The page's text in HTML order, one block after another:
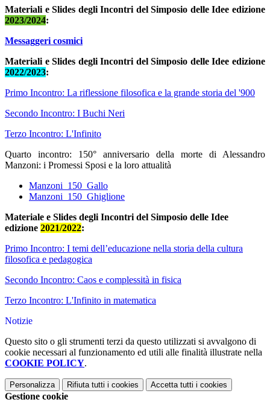
Materiali e Slides degli Incontri del Simposio delle Idee edizione
2023/2024:
Messaggeri cosmici
Materiali e Slides degli Incontri del Simposio delle Idee edizione
2022/2023:
Primo Incontro: La riflessione filosofica e la grande storia del '900
Secondo Incontro: I Buchi Neri
Terzo Incontro: L'Infinito
Quarto incontro: 150° anniversario della morte di Alessandro
Manzoni: i Promessi Sposi e la loro attualità
Manzoni_150_Gallo
Manzoni_150_Ghiglione
Materiale e Slides degli Incontri del Simposio delle Idee
edizione 2021/2022:
Primo Incontro: I temi dell’educazione nella storia della cultura
filosofica e pedagogica
Secondo Incontro: Caos e complessità in fisica
Terzo Incontro: L'Infinito in matematica
Notizie
Questo sito o gli strumenti terzi da questo utilizzati si avvalgono di
cookie necessari al funzionamento ed utili alle finalità illustrate nella
COOKIE POLICY.
Personalizza Rifiuta tutti i cookies Accetta tutti i cookies
Gestione cookie